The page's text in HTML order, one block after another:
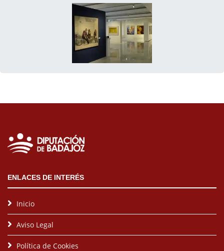
ENLACES DE INTERÉS
Inicio
Aviso Legal
Política de Cookies